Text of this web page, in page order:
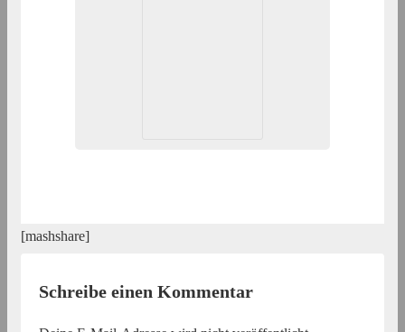
[mashshare]
Schreibe einen Kommentar